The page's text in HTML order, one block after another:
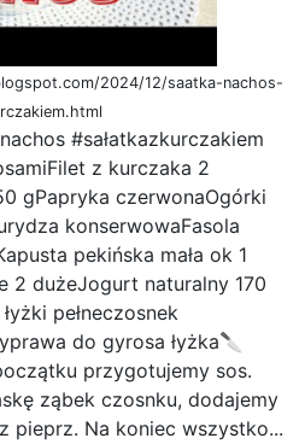
2024/12/saatka-nachos-
#sałatkazkurczakiem
z kurczaka 2
gPapryka czerwonaOgórki
konserwowaFasola
pekińska mała ok 1
2 dużeJogurt naturalny 170
pełneczosnek
do gyrosa łyżka🔪
przygotujemy sos.
ząbek czosnku, dodajemy
pieprz. Na koniec wszystko...